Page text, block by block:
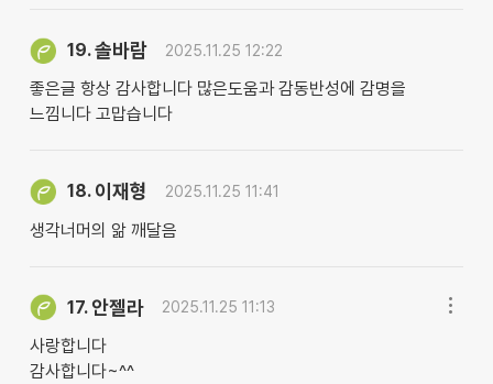
19.솔바람 2025.11.25 12:22
좋은글 항상 감사합니다 많은도움과 감동반성에 감명을
느낌니다 고맙습니다
18. 이재형 2025.11.25 11:41
생각너머의 앎 깨달음
17.안젤라 2025.11.25 11:13
사랑합니다
감사합니다~^^